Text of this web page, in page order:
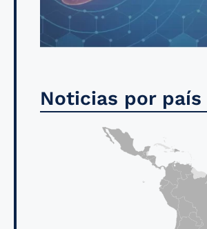
Noticias por país